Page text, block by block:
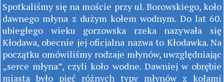
Spotkaliśmy się na moście przy ul. Borowskiego, koło
dawnego młyna z dużym kołem wodnym. Do lat 60.
ubiegłego wieku gorzowska rzeka nazywała się
Kłodawa, obecnie jej oficjalna nazwa to Kłodawka. Na
początku omówiliśmy rodzaje młynów, uwzględniając
„serce młyna”, czyli koło wodne. Dawniej w obrębie
miasta było pięć różnych typy młynów z kołami